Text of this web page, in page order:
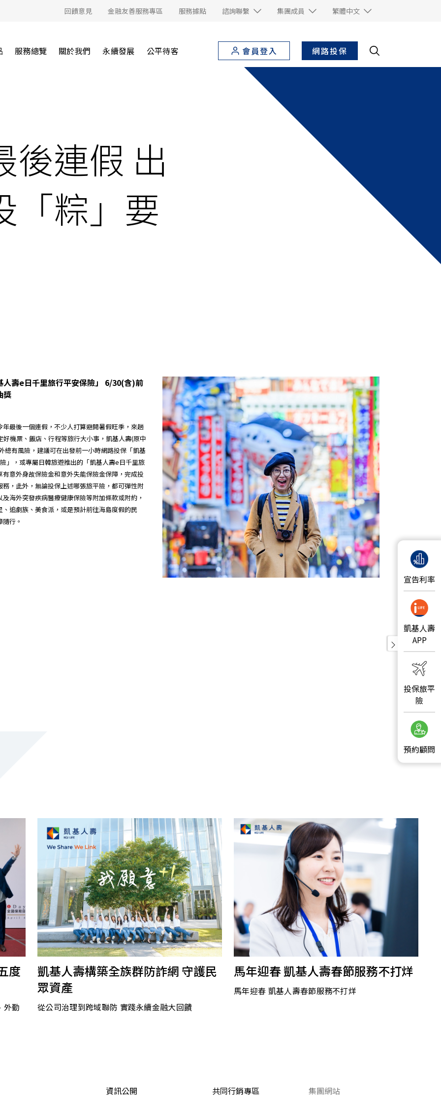
回饋意見 金融友善服務專區 服務據點 諮詢聯繫 集團成員 繁體中文
服務總覽 關於我們 永續發展 公平待客 會員登入 網路投保
宣告利率
凱基人壽
APP
投保旅平
險
預約顧問
後連假 出
「粽」要
人壽e日千里旅行平安保險」 6/30(含)前
獎
最後一個連假，不少人打算避開暑假旺季，來趟
好機票、飯店、行程等旅行大小事，凱基人壽(原中
總有風險，建議可在出發前一小時網路投保「凱基
」，或專屬日韓旅遊推出的「凱基人壽e日千里旅
意外身故保險金和意外失能保險金保障，完成投
，此外，無論投保上述哪張旅平險，都可彈性附
海外突發疾病醫療健康保險等附加條款或附約，
追劇族、美食派，或是預計前往海島度假的民
行。
度
外勤
2026.01.27 ｜
凱基人壽構築全族群防詐網 守護民
眾資產
從公司治理到跨域聯防 實踐永續金融大回饋
2026.01.21 ｜
馬年迎春 凱基人壽春節服務不打烊
馬年迎春 凱基人壽春節服務不打烊
資訊公開 共同行銷專區 集團網站